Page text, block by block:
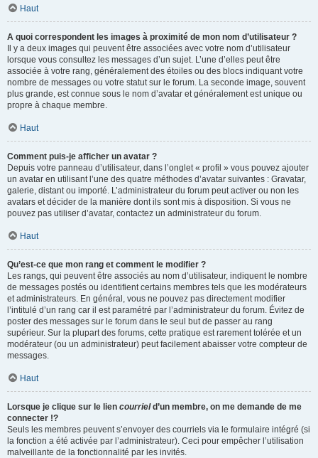
Haut
A quoi correspondent les images à proximité de mon nom d’utilisateur ?
Il y a deux images qui peuvent être associées avec votre nom d’utilisateur
lorsque vous consultez les messages d’un sujet. L’une d’elles peut être
associée à votre rang, généralement des étoiles ou des blocs indiquant votre
nombre de messages ou votre statut sur le forum. La seconde image, souvent
plus grande, est connue sous le nom d’avatar et généralement est unique ou
propre à chaque membre.
Haut
Comment puis-je afficher un avatar ?
Depuis votre panneau d’utilisateur, dans l’onglet « profil » vous pouvez ajouter
un avatar en utilisant l’une des quatre méthodes d’avatar suivantes : Gravatar,
galerie, distant ou importé. L’administrateur du forum peut activer ou non les
avatars et décider de la manière dont ils sont mis à disposition. Si vous ne
pouvez pas utiliser d’avatar, contactez un administrateur du forum.
Haut
Qu’est-ce que mon rang et comment le modifier ?
Les rangs, qui peuvent être associés au nom d’utilisateur, indiquent le nombre
de messages postés ou identifient certains membres tels que les modérateurs
et administrateurs. En général, vous ne pouvez pas directement modifier
l’intitulé d’un rang car il est paramétré par l’administrateur du forum. Évitez de
poster des messages sur le forum dans le seul but de passer au rang
supérieur. Sur la plupart des forums, cette pratique est rarement tolérée et un
modérateur (ou un administrateur) peut facilement abaisser votre compteur de
messages.
Haut
Lorsque je clique sur le lien courrield’un membre, on me demande de me
connecter !?
Seuls les membres peuvent s’envoyer des courriels via le formulaire intégré (si
la fonction a été activée par l’administrateur). Ceci pour empêcher l’utilisation
malveillante de la fonctionnalité par les invités.